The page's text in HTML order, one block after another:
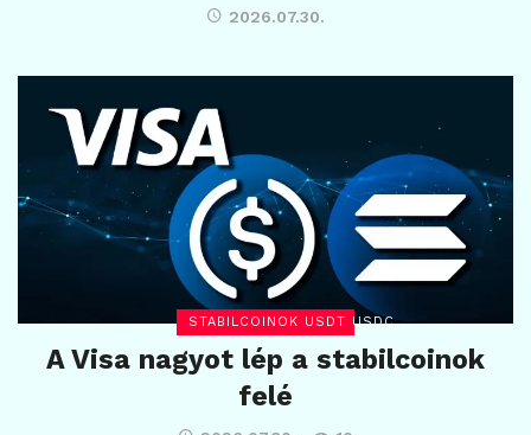
2026.07.30.
STABILCOINOK USDT USDC
A Visa nagyot lép a stabilcoinok
felé